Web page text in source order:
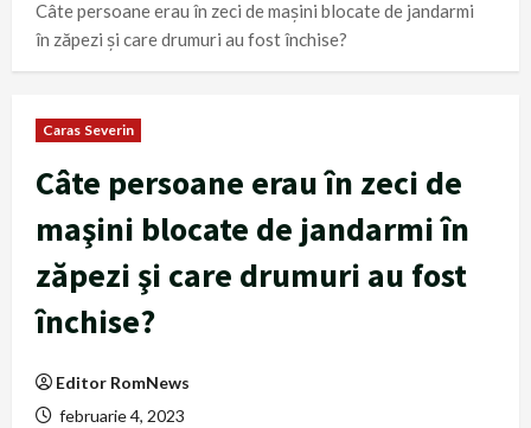
Câte persoane erau în zeci de maşini blocate de jandarmi
în zăpezi şi care drumuri au fost închise?
Caras Severin
Câte persoane erau în zeci de
maşini blocate de jandarmi în
zăpezi şi care drumuri au fost
închise?
Editor RomNews
februarie 4, 2023